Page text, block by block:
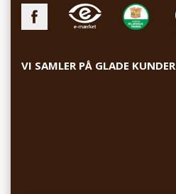
VI SAMLER PÅ GLADE KUNDER